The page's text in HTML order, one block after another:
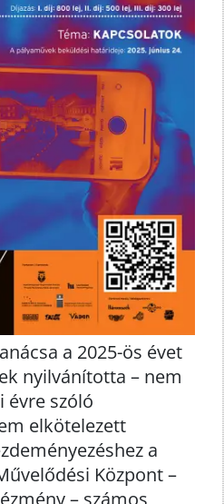
a 2025-ös évet
nyilvánította – nem
évre szóló
elkötelezett
a
Központ –
– számos